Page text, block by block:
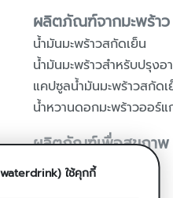
ผลิตภัณฑ์จากมะพร้าว
น้ำมันมะพร้าวสกัดเย็น
น้ำมันมะพร้าวสำหรับปรุงอ
แคปซูลน้ำมันมะพร้าวสกัดเ
น้ำหวานดอกมะพร้าวออร์
ผลิตภัณฑ์เพื่อสุขภาพ
น้ำดื่มอัลคาไลน์
เครื่องกรองน้ำด่าง
ใช้คุกกี้